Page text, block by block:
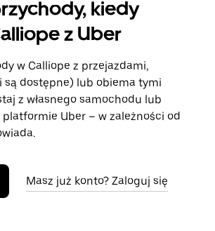
kiedy
z Uber
w Calliope z przejazdami,
są dostępne) lub obiema tymi
z własnego samochodu lub
Uber – w zależności od
Masz już konto? Zaloguj się